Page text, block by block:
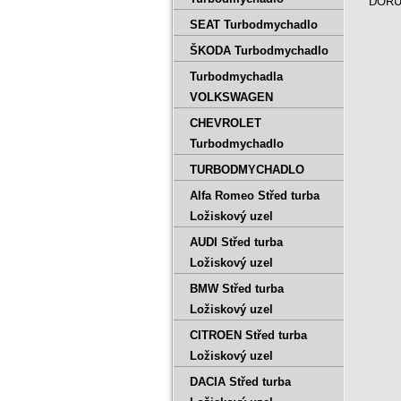
SEAT Turbodmychadlo
ŠKODA Turbodmychadlo
Turbodmychadla
VOLKSWAGEN
CHEVROLET
Turbodmychadlo
TURBODMYCHADLO
Alfa Romeo Střed turba
Ložiskový uzel
AUDI Střed turba
Ložiskový uzel
BMW Střed turba
Ložiskový uzel
CITROEN Střed turba
Ložiskový uzel
DACIA Střed turba